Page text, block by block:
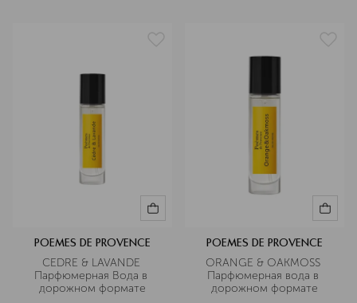
POEMES DE PROVENCE
CEDRE & LAVANDE
Парфюмерная Вода в
дорожном формате
POEMES DE PROVENCE
ORANGE & OAKMOSS
Парфюмерная вода в
дорожном формате